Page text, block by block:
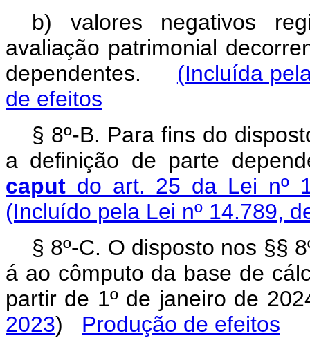
b) valores negativos
avaliação patrimonial
dependentes.
(Incluída
de efeitos
§ 8º-B. Para fins do
a definição de parte
caput do art. 25 da Lei nº
(Incluído pela Lei nº 14.789,
§ 8º-C. O disposto nos §§
á ao cômputo da base de
partir de 1º de janeiro de
2023) Produção de efeitos